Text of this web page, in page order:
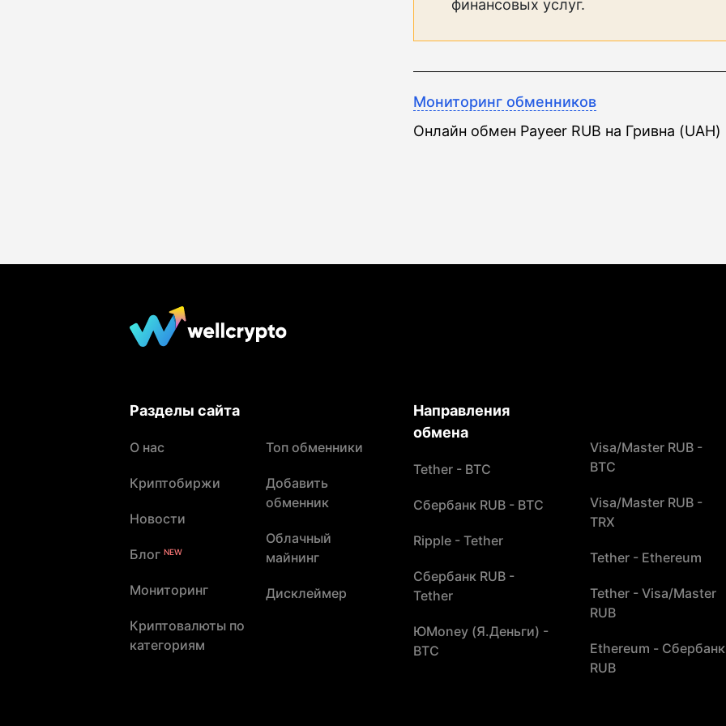
финансовых услуг.
Мониторинг обменников
Онлайн обмен Payeer RUB на Гривна (UAH)
Разделы сайта
О нас
Криптобиржи
Новости
Блог NEW
Мониторинг
Криптовалюты по
категориям
Топ обменники
Добавить
обменник
Облачный
майнинг
Дисклеймер
Направления
обмена
Tether - BTC
Сбербанк RUB - BTC
Ripple - Tether
Сбербанк RUB -
Tether
ЮMoney (Я.Деньги) -
BTC
Visa/Master RUB -
BTC
Visa/Master RUB -
TRX
Tether - Ethereum
Tether - Visa/Master
RUB
Ethereum - Сбербанк
RUB